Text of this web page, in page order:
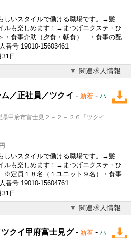
しいスタイルで働ける職場です。→髪
ルも楽しめます！→まつげエクステ・ひ
・食事介助（夕食・朝食） ・食事の配
号 19010-15603461
日
関連求人情報
／正社員／ツクイ - 新着 - ハ
府市富士見２－２－２６「ツクイ
しいスタイルで働ける職場です。→髪
ルも楽しめます！→まつげエクステ・ひ
定員１８名（１ユニット９名）・食事
号 19010-15604761
日
関連求人情報
クイ甲府富士見グ- 新着 - ハ